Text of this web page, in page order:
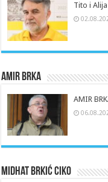
Tito i Alija
Amir Brka
AMIR
Midhat Brkić Ciko